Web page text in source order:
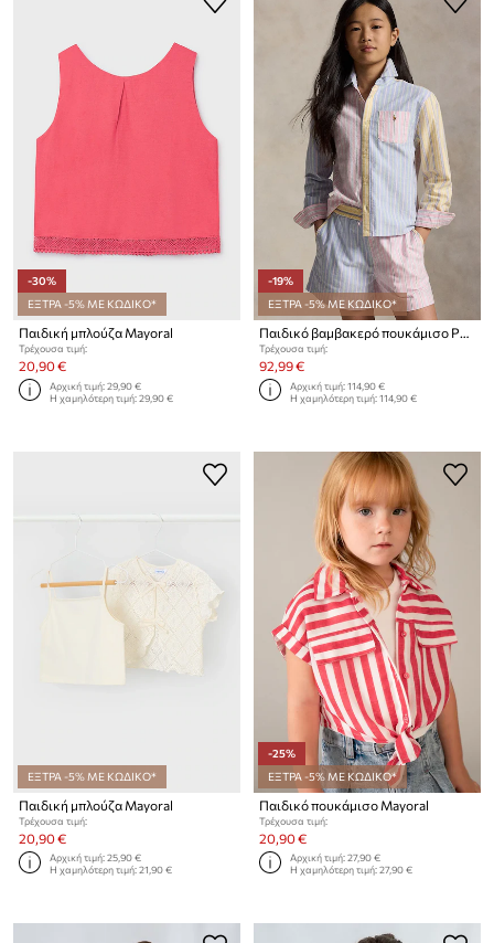
-30%
ΕΞΤΡΑ -5% ΜΕ ΚΩΔΙΚΟ*
Παιδική μπλούζα Mayoral
Τρέχουσα τιμή:
20,90 €
Αρχική τιμή:29,90 €
Η χαμηλότερη τιμή:29,90 €
-19%
ΕΞΤΡΑ -5% ΜΕ ΚΩΔΙΚΟ*
Παιδικό βαμβακερό πουκάμισο Polo Ralph Lauren
Τρέχουσα τιμή:
92,99 €
Αρχική τιμή:114,90 €
Η χαμηλότερη τιμή:114,90 €
ΕΞΤΡΑ -5% ΜΕ ΚΩΔΙΚΟ*
Παιδική μπλούζα Mayoral
Τρέχουσα τιμή:
20,90 €
Αρχική τιμή:25,90 €
Η χαμηλότερη τιμή:21,90 €
-25%
ΕΞΤΡΑ -5% ΜΕ ΚΩΔΙΚΟ*
Παιδικό πουκάμισο Mayoral
Τρέχουσα τιμή:
20,90 €
Αρχική τιμή:27,90 €
Η χαμηλότερη τιμή:27,90 €